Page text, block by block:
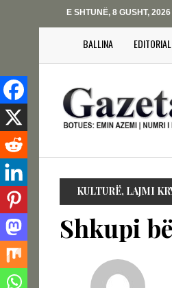
E SHTUNË, 8 GUSHT, 2026
BALLINA
KULTURË, LAJMI
Shkupi